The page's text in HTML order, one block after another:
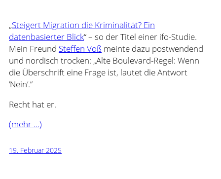
„Steigert Migration die Kriminalität? Ein
datenbasierter Blick“ – so der Titel einer ifo-Studie.
Mein Freund Steffen Voß meinte dazu postwendend
und nordisch trocken: „Alte Boulevard-Regel: Wenn
die Überschrift eine Frage ist, lautet die Antwort
‘Nein‘.“
Recht hat er.
(mehr …)
19. Februar 2025